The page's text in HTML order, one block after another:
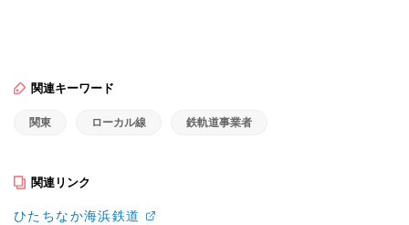
関連キーワード
関東 ローカル線 鉄軌道事業者
関連リンク
ひたちなか海浜鉄道